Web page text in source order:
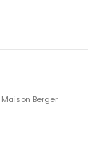
Maison Berger